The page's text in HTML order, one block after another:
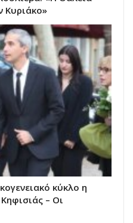
Κυριάκο»
κύκλο η
– Οι